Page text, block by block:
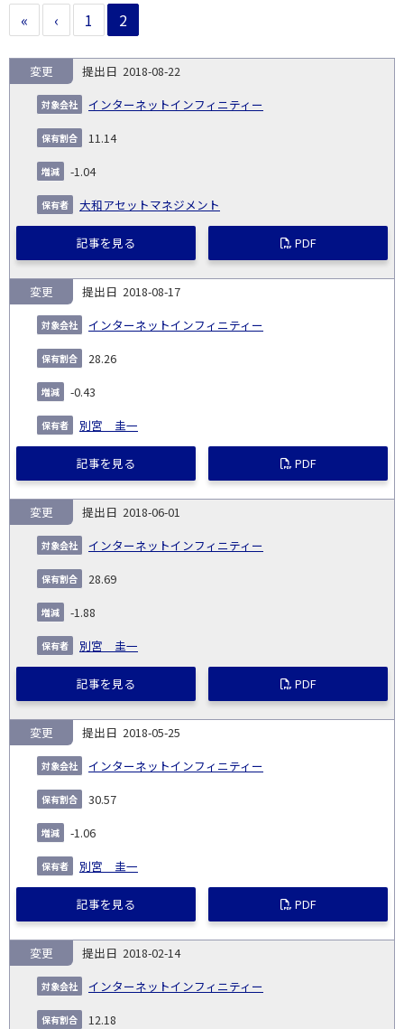
« ‹ 1 2
NO.
告
義
務
発
生
日
提
日
証券
対
有
2018-08-22
インターネットインフィニティー
変更
11.14
-1.04
大和アセットマネジメント
記事を見る PDF
2018-08-17
インターネットインフィニティー
変更
28.26
-0.43
別宮 圭一
記事を見る PDF
2018-06-01
インターネットインフィニティー
変更
28.69
-1.88
別宮 圭一
記事を見る PDF
2018-05-25
インターネットインフィニティー
変更
30.57
-1.06
別宮 圭一
記事を見る PDF
2018-02-14
インターネットインフィニティー
変更
12.18